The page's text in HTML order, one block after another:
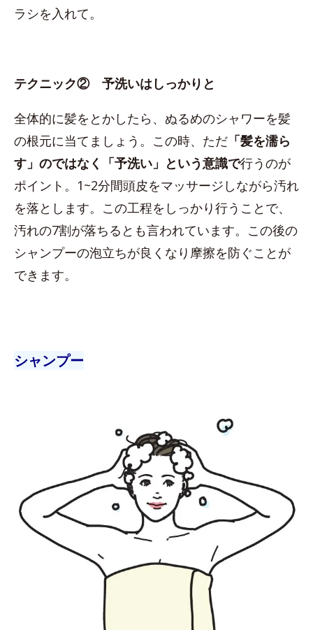
ラシを入れて。
テクニック② 予洗いはしっかりと
全体的に髪をとかしたら、ぬるめのシャワーを髪
の根元に当てましょう。この時、ただ 「髪を濡ら
す」のではなく「予洗い」という意識で行うのが
ポイント。1~2分間頭皮をマッサージしながら汚れ
を落とします。この工程をしっかり行うことで、
汚れの7割が落ちるとも言われています。この後の
シャンプーの泡立ちが良くなり摩擦を防ぐことが
できます。
シャンプー